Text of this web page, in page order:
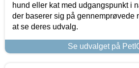
hund eller kat med udgangspunkt i
der baserer sig på gennemprøvede
at se deres udvalg.
Se udvalget på